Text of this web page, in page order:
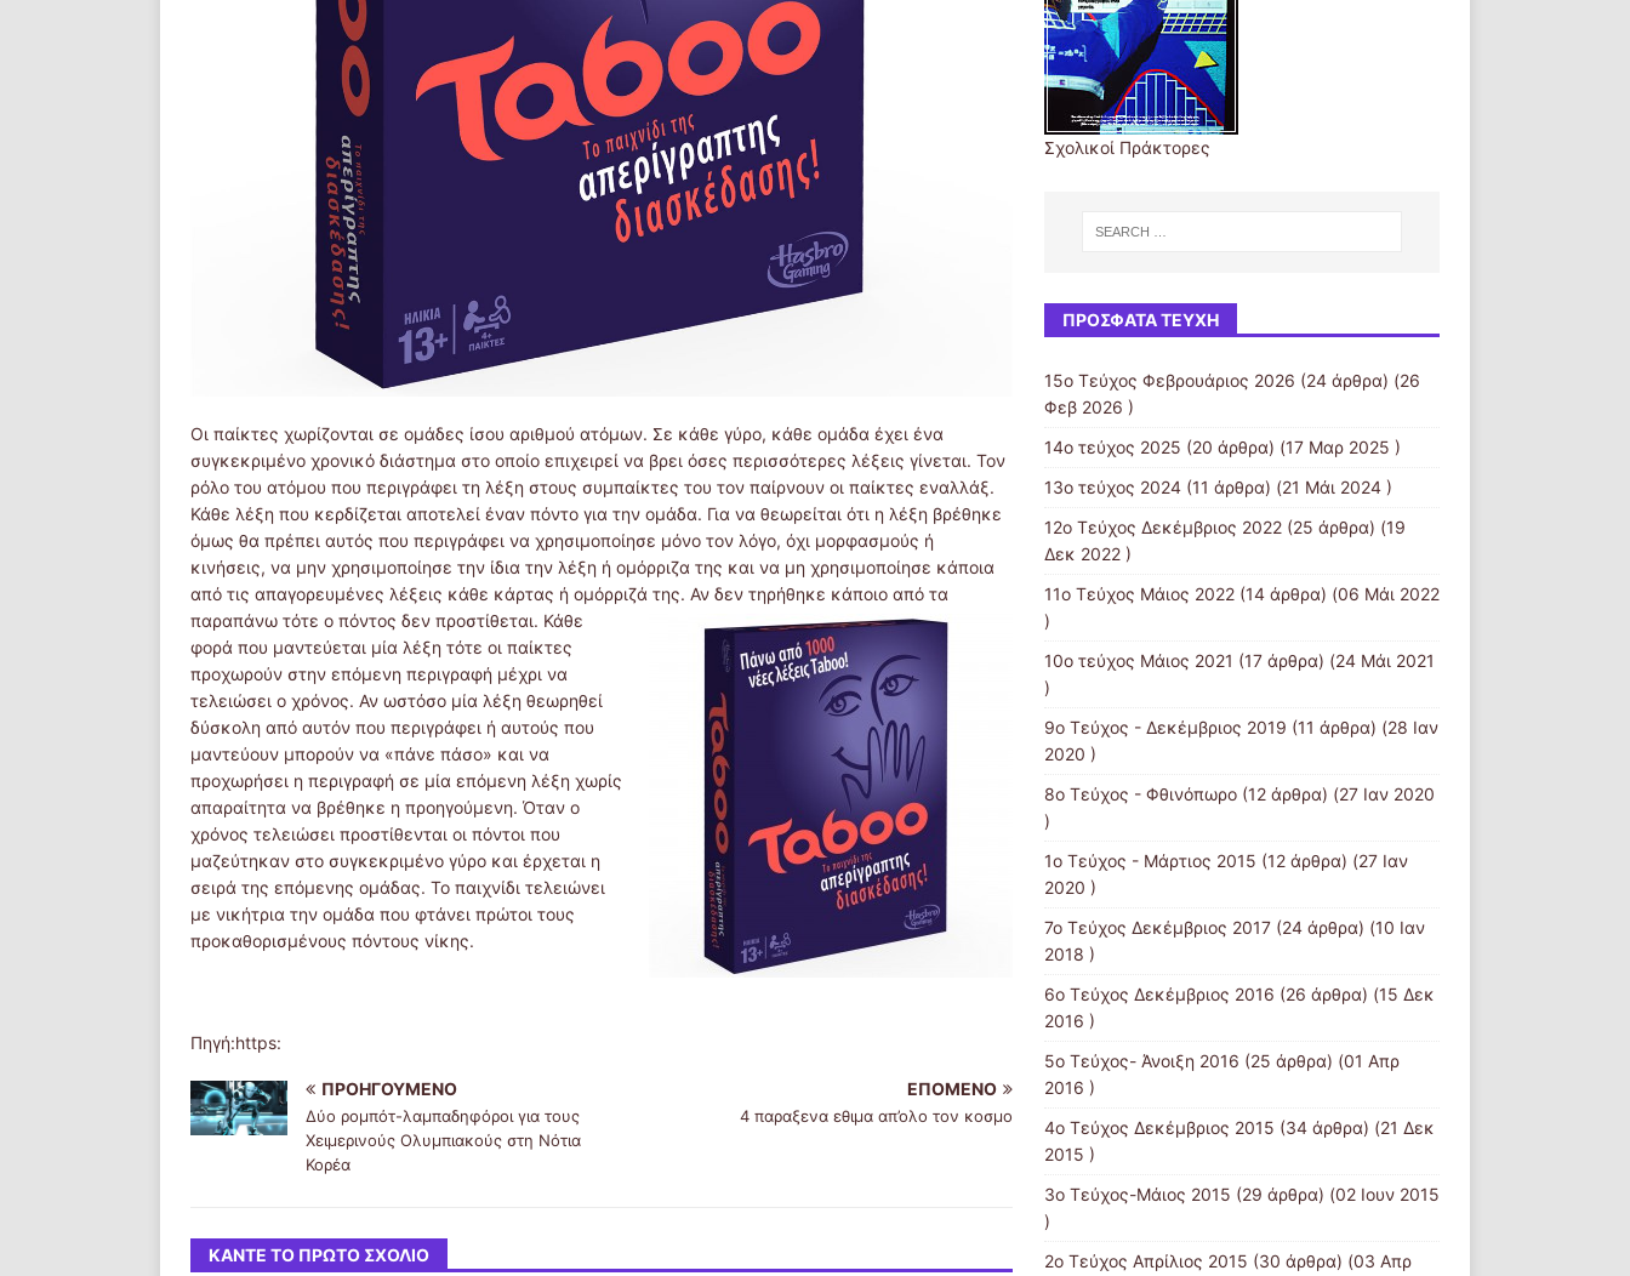
Οι παίκτες χωρίζονται σε ομάδες ίσου αριθμού ατόμων. Σε κάθε γύρο, κάθε ομάδα έχει ένα
συγκεκριμένο χρονικό διάστημα στο οποίο επιχειρεί να βρει όσες περισσότερες λέξεις γίνεται. Τον
ρόλο του ατόμου που περιγράφει τη λέξη στους συμπαίκτες του τον παίρνουν οι παίκτες εναλλάξ.
Κάθε λέξη που κερδίζεται αποτελεί έναν πόντο για την ομάδα. Για να θεωρείται ότι η λέξη βρέθηκε
όμως θα πρέπει αυτός που περιγράφει να χρησιμοποίησε μόνο τον λόγο, όχι μορφασμούς ή
κινήσεις, να μην χρησιμοποίησε την ίδια την λέξη ή ομόρριζα της και να μη χρησιμοποίησε κάποια
από τις απαγορευμένες λέξεις κάθε κάρτας ή ομόρριζά της. Αν δεν τηρήθηκε κάποιο από τα
παραπάνω τότε ο πόντος δεν προστίθεται. Κάθε
φορά που μαντεύεται μία λέξη τότε οι παίκτες
προχωρούν στην επόμενη περιγραφή μέχρι να
τελειώσει ο χρόνος. Αν ωστόσο μία λέξη θεωρηθεί
δύσκολη από αυτόν που περιγράφει ή αυτούς που
μαντεύουν μπορούν να «πάνε πάσο» και να
προχωρήσει η περιγραφή σε μία επόμενη λέξη χωρίς
απαραίτητα να βρέθηκε η προηγούμενη. Όταν ο
χρόνος τελειώσει προστίθενται οι πόντοι που
μαζεύτηκαν στο συγκεκριμένο γύρο και έρχεται η
σειρά της επόμενης ομάδας. Το παιχνίδι τελειώνει
με νικήτρια την ομάδα που φτάνει πρώτοι τους
προκαθορισμένους πόντους νίκης.
Πηγή:https:
ΠΡΟΗΓΟΎΜΕΝΟ
Δύο ρομπότ-λαμπαδηφόροι για τους
Χειμερινούς Ολυμπιακούς στη Νότια
Κορέα
ΕΠΌΜΕΝΟ
4 παραξενα εθιμα απ’ολο τον κοσμο
ΚΆΝΤΕ ΤΟ ΠΡΏΤΟ ΣΧΌΛΙΟ
Σχολικοί Πράκτορες
ΠΡΌΣΦΑΤΑ ΤΕΎΧΗ
15ο Τεύχος Φεβρουάριος 2026 (24 άρθρα) (26
Φεβ 2026 )
14ο τεύχος 2025 (20 άρθρα) (17 Μαρ 2025 )
13ο τεύχος 2024(11 άρθρα) (21 Μάι 2024 )
12ο Τεύχος Δεκέμβριος 2022(25 άρθρα) (19
Δεκ 2022 )
11ο Τεύχος Μάιος 2022(14 άρθρα) (06 Μάι 2022
)
10o τεύχος Μάιος 2021 (17 άρθρα) (24 Μάι 2021
)
9ο Τεύχος - Δεκέμβριος 2019 (11 άρθρα) (28 Ιαν
2020 )
8ο Τεύχος - Φθινόπωρο(12 άρθρα) (27 Ιαν 2020
)
1ο Τεύχος - Μάρτιος 2015 (12 άρθρα) (27 Ιαν
2020 )
7ο Τεύχος Δεκέμβριος 2017(24 άρθρα) (10 Ιαν
2018 )
6ο Τεύχος Δεκέμβριος 2016 (26 άρθρα) (15 Δεκ
2016 )
5ο Τεύχος- Άνοιξη 2016 (25 άρθρα) (01 Απρ
2016 )
4ο Τεύχος Δεκέμβριος 2015 (34 άρθρα) (21 Δεκ
2015 )
3ο Τεύχος-Μάιος 2015 (29 άρθρα) (02 Ιουν 2015
)
2ο Τεύχος Απρίλιος 2015 (30 άρθρα) (03 Απρ